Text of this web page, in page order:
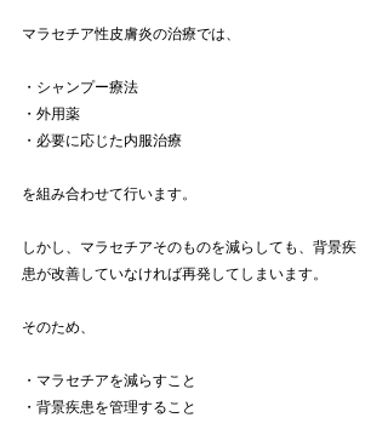
マラセチア性皮膚炎の治療では、
・シャンプー療法
・外用薬
・必要に応じた内服治療
を組み合わせて行います。
しかし、マラセチアそのものを減らしても、背景疾
患が改善していなければ再発してしまいます。
そのため、
・マラセチアを減らすこと
・背景疾患を管理すること